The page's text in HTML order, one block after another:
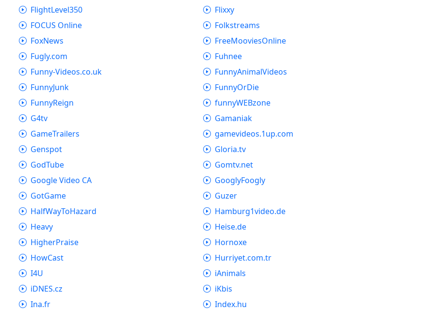
FlightLevel350
Flixxy
FOCUS Online
Folkstreams
FoxNews
FreeMooviesOnline
Fugly.com
Fuhnee
Funny-Videos.co.uk
FunnyAnimalVideos
FunnyJunk
FunnyOrDie
FunnyReign
funnyWEBzone
G4tv
Gamaniak
GameTrailers
gamevideos.1up.com
Genspot
Gloria.tv
GodTube
Gomtv.net
Google Video CA
GooglyFoogly
GotGame
Guzer
HalfWayToHazard
Hamburg1video.de
Heavy
Heise.de
HigherPraise
Hornoxe
HowCast
Hurriyet.com.tr
I4U
iAnimals
iDNES.cz
iKbis
Ina.fr
Index.hu